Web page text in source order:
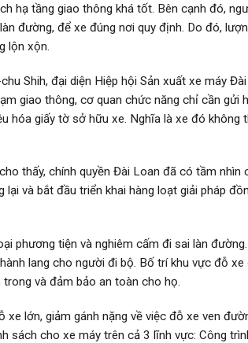
hạ tầng giao thông khá tốt. Bên cạnh đó,
đường, để xe đúng nơi quy định. Do đó,
lộn xộn.
Shih, đại diện Hiệp hội Sản xuất xe máy
giao thông, cơ quan chức năng chỉ cần gửi
hóa giấy tờ sở hữu xe. Nghĩa là xe đó không
thấy, chính quyền Đài Loan đã có tầm nhìn
và bắt đầu triển khai hàng loạt giải pháp
phương tiện và nghiêm cấm đi sai làn
lang cho người đi bộ. Bố trí khu vực đỗ xe
và đảm bảo an toàn cho họ.
lớn, giảm gánh nặng về việc đỗ xe ven
sách cho xe máy trên cả 3 lĩnh vực: Công